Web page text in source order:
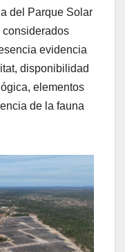
del Parque Solar
considerados
evidencia
disponibilidad
elementos
de la fauna